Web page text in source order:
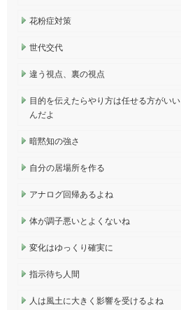
花粉症対策
世代交代
違う視点、裏の視点
目的を伝えたらやり方は任せる方がいい
んだよ
暗黙知の強さ
自分の居場所を作る
アナログ回帰あるよね
体が調子悪いとよくないね
変化はゆっくり確実に
指示待ち人間
人は風土に大きく影響を受けるよね